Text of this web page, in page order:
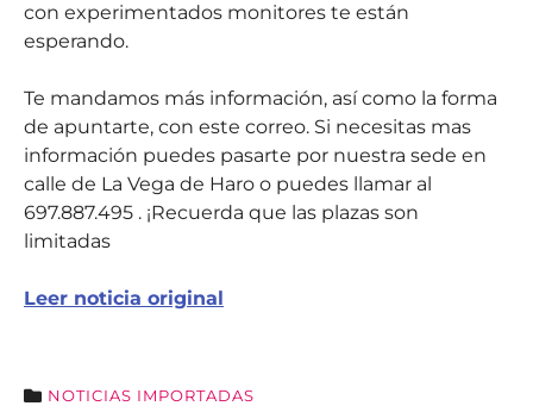
con experimentados monitores te están
esperando.
Te mandamos más información, así como la forma
de apuntarte, con este correo. Si necesitas mas
información puedes pasarte por nuestra sede en
calle de La Vega de Haro o puedes llamar al
697.887.495 . ¡Recuerda que las plazas son
limitadas
Leer noticia original
NOTICIAS IMPORTADAS